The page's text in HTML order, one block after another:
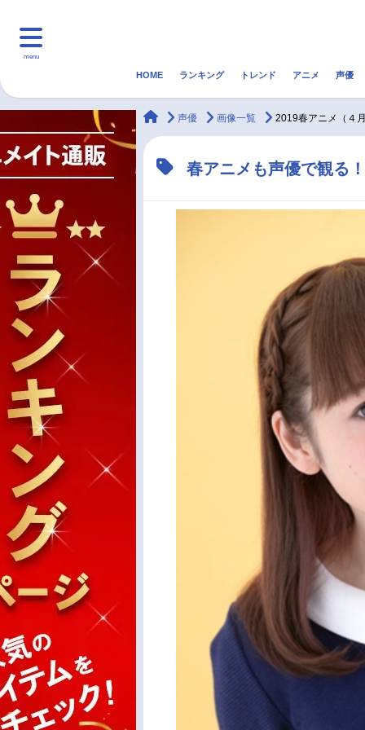
menu
マンガ・ラノベ ゲーム・アプリ 音楽
最新記事一覧
声優記事一覧
HOME ランキング トレンド アニメ 声優
animateTimes
声優 画像一覧 2019春アニメ（４
春アニメも声優で観る